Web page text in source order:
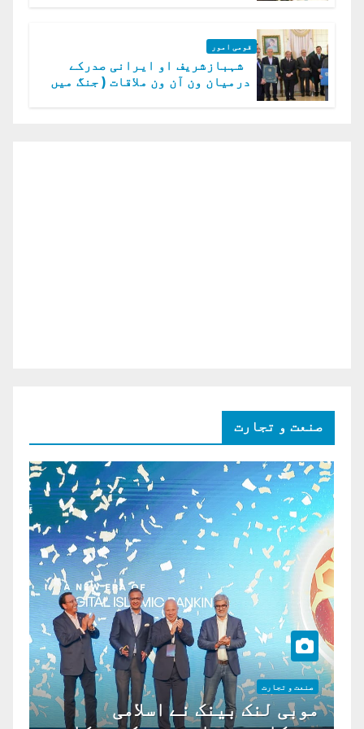
قومی امور
شہبازشریف او ایرانی صدرکے
درمیان ون آن ون ملاقات ( جنگ میں
صنعت و تجارت
صنعت و تجارت
موبی لنک بینک نے اسلامی